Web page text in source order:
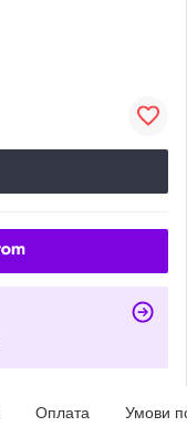
Оплата Умови